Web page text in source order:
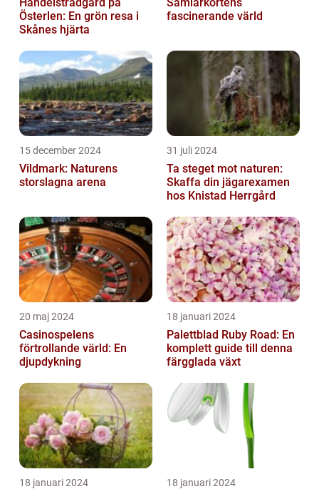
Österlen: En grön resa i
Skånes hjärta
fascinerande värld
15 december 2024
Vildmark: Naturens
storslagna arena
31 juli 2024
Ta steget mot naturen:
Skaffa din jägarexamen
hos Knistad Herrgård
20 maj 2024
Casinospelens
förtrollande värld: En
djupdykning
18 januari 2024
Palettblad Ruby Road: En
komplett guide till denna
färgglada växt
18 januari 2024 18 januari 2024